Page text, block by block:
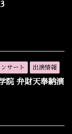
サート 出演情報
院 弁財天奉納演